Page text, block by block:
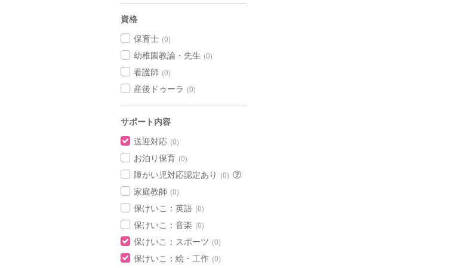
資格
保育士 (0)
幼稚園教諭・先生 (0)
看護師 (0)
産後ドゥーラ (0)
サポート内容
送迎対応 (0)
お泊り保育 (0)
障がい児対応認定あり (0)
家庭教師 (0)
保けいこ：英語 (0)
保けいこ：音楽 (0)
保けいこ：スポーツ (0)
保けいこ：絵・工作 (0)